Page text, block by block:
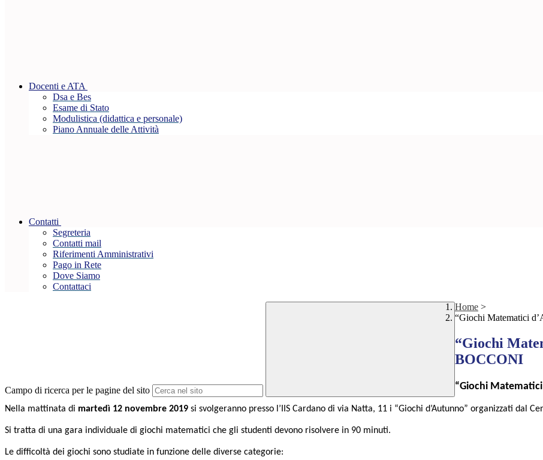
Docenti e ATA
Dsa e Bes
Esame di Stato
Modulistica (didattica e personale)
Piano Annuale delle Attività
Contatti
Segreteria
Contatti mail
Riferimenti Amministrativi
Pago in Rete
Dove Siamo
Contattaci
Campo di ricerca per le pagine del sito
Home >
“Giochi Matematici
“Giochi
BOCCONI
“Giochi Matematici
Nella mattinata di martedì 12 novembre 2019 si svolgeranno presso l’IIS Cardano di via Natta, 11 i “Giochi d’Autunno” organizzati dal
Si tratta di una gara individuale di giochi matematici che gli studenti devono risolvere in 90 minuti.
Le difficoltà dei giochi sono studiate in funzione delle diverse categorie: